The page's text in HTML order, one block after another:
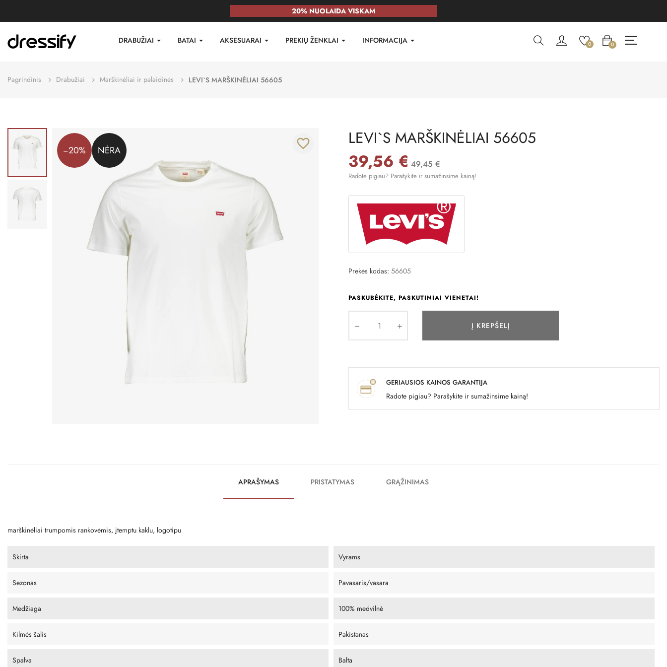
20% NUOLAIDA VISKAM
DRABUŽIAI BATAI AKSESUARAI PREKIŲ ŽENKLAI INFORMACIJA 0 0
Pagrindinis Drabužiai Marškinėliai ir palaidinės LEVI`S MARŠKINĖLIAI 56605
−20% NĖRA favorite_border LEVI`S MARŠKINĖLIAI 56605
39,56 € 49,45 €
Radote pigiau? Parašykite ir sumažinsime kainą!
Prekės kodas: 56605
PASKUBĖKITE, PASKUTINIAI VIENETAI!
Į KREPŠELĮ
GERIAUSIOS KAINOS GARANTIJA
Radote pigiau? Parašykite ir sumažinsime kainą!
APRAŠYMAS PRISTATYMAS GRĄŽINIMAS
marškinėliai trumpomis rankovėmis, įtemptu kaklu, logotipu
Skirta Vyrams
Sezonas Pavasaris/vasara
Medžiaga 100% medvilnė
Kilmės šalis Pakistanas
Spalva Balta